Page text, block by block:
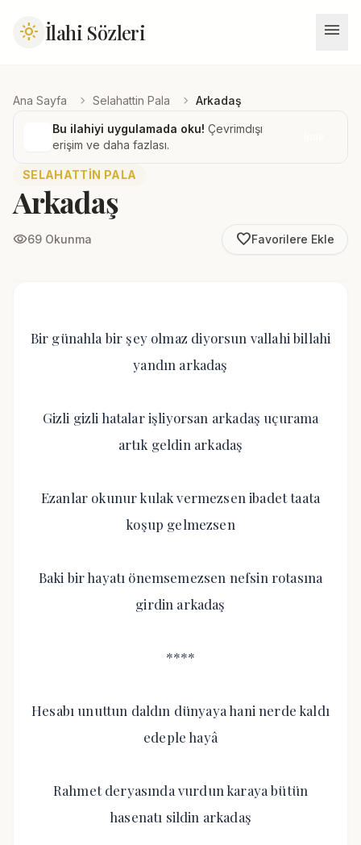
light_mode İlahi Sözleri menu
Ana Sayfa chevron_right Selahattin Pala chevron_right Arkadaş
Bu ilahiyi uygulamada oku! Çevrimdışı
erişim ve daha fazlası.
SELAHATTIN PALA
Arkadaş
visibility69 Okunma favorite_borderFavorilere Ekle
Bir günahla bir şey olmaz diyorsun vallahi billahi
yandın arkadaş
Gizli gizli hatalar işliyorsan arkadaş uçurama
artık geldin arkadaş
Ezanlar okunur kulak vermezsen ibadet taata
koşup gelmezsen
Baki bir hayatı önemsemezsen nefsin rotasına
girdin arkadaş
****
Hesabı unuttun daldın dünyaya hani nerde kaldı
edeple hayâ
Rahmet deryasında vurdun karaya bütün
hasenatı sildin arkadaş